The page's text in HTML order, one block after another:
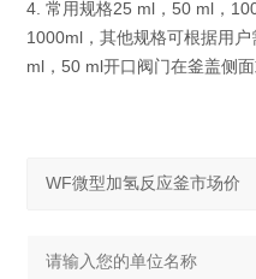
4. 常用规格25 ml，50 ml，
1000ml，其他规格可根据用
ml，50 ml开口阀门在釜盖侧面